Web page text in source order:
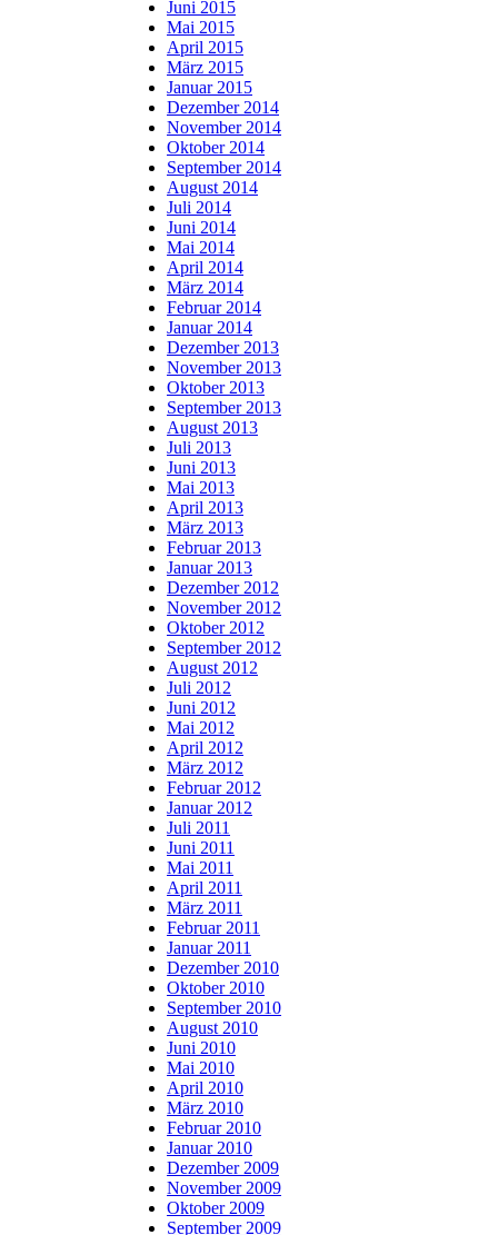
Juni 2015
Mai 2015
April 2015
März 2015
Januar 2015
Dezember 2014
November 2014
Oktober 2014
September 2014
August 2014
Juli 2014
Juni 2014
Mai 2014
April 2014
März 2014
Februar 2014
Januar 2014
Dezember 2013
November 2013
Oktober 2013
September 2013
August 2013
Juli 2013
Juni 2013
Mai 2013
April 2013
März 2013
Februar 2013
Januar 2013
Dezember 2012
November 2012
Oktober 2012
September 2012
August 2012
Juli 2012
Juni 2012
Mai 2012
April 2012
März 2012
Februar 2012
Januar 2012
Juli 2011
Juni 2011
Mai 2011
April 2011
März 2011
Februar 2011
Januar 2011
Dezember 2010
Oktober 2010
September 2010
August 2010
Juni 2010
Mai 2010
April 2010
März 2010
Februar 2010
Januar 2010
Dezember 2009
November 2009
Oktober 2009
September 2009